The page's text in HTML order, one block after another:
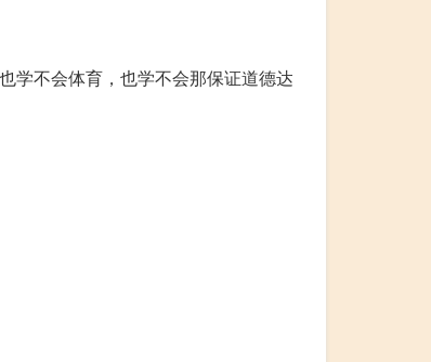
学不会体育，也学不会那保证道德达